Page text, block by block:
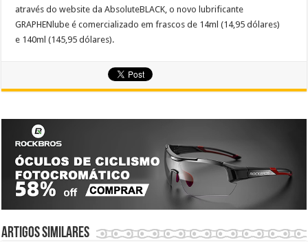
através do website da AbsoluteBLACK, o novo lubrificante
GRAPHENlube é comercializado em frascos de 14ml (14,95 dólares)
e 140ml (145,95 dólares).
Artigos similares